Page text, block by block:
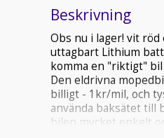
Beskrivning
Obs nu i lager! vit röd
uttagbart Lithium
komma en "riktigt"
Den eldrivna
billigt - 1kr/mil, och
använda baksätet till
bilen mycket enkelt